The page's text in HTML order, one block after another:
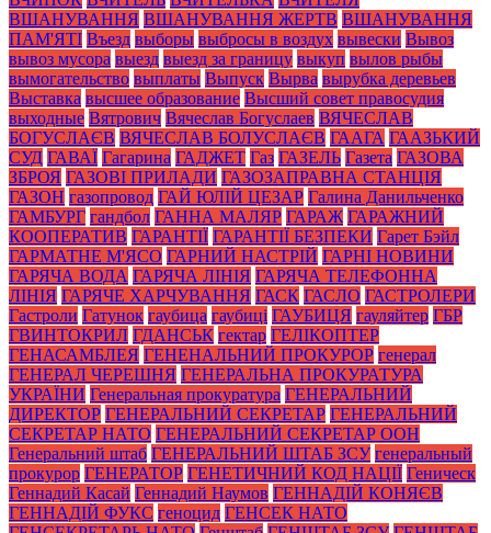
ВШАНУВАННЯ ВШАНУВАННЯ ЖЕРТВ ВШАНУВАННЯ
ПАМ'ЯТІ Въезд выборы выбросы в воздух вывески Вывоз
вывоз мусора выезд выезд за границу выкуп вылов рыбы
вымогательство выплаты Выпуск Вырва вырубка деревьев
Выставка высшее образование Высший совет правосудия
выходные Вятрович Вячеслав Богуслаев ВЯЧЕСЛАВ
БОГУСЛАЄВ ВЯЧЕСЛАВ БОЛУСЛАЄВ ГААГА ГААЗЬКИЙ
СУД ГАВАЇ Гагарина ГАДЖЕТ Газ ГАЗЕЛЬ Газета ГАЗОВА
ЗБРОЯ ГАЗОВІ ПРИЛАДИ ГАЗОЗАПРАВНА СТАНЦІЯ
ГАЗОН газопровод ГАЙ ЮЛІЙ ЦЕЗАР Галина Данильченко
ГАМБУРГ гандбол ГАННА МАЛЯР ГАРАЖ ГАРАЖНИЙ
КООПЕРАТИВ ГАРАНТІЇ ГАРАНТІЇ БЕЗПЕКИ Гарет Бэйл
ГАРМАТНЕ М'ЯСО ГАРНИЙ НАСТРІЙ ГАРНІ НОВИНИ
ГАРЯЧА ВОДА ГАРЯЧА ЛІНІЯ ГАРЯЧА ТЕЛЕФОННА
ЛІНІЯ ГАРЯЧЕ ХАРЧУВАННЯ ГАСК ГАСЛО ГАСТРОЛЕРИ
Гастроли Гатунок гаубица гаубиці ГАУБИЦЯ гауляйтер ГБР
ГВИНТОКРИЛ ГДАНСЬК гектар ГЕЛІКОПТЕР
ГЕНАСАМБЛЕЯ ГЕНЕНАЛЬНИЙ ПРОКУРОР генерал
ГЕНЕРАЛ ЧЕРЕШНЯ ГЕНЕРАЛЬНА ПРОКУРАТУРА
УКРАЇНИ Генеральная прокуратура ГЕНЕРАЛЬНИЙ
ДИРЕКТОР ГЕНЕРАЛЬНИЙ СЕКРЕТАР ГЕНЕРАЛЬНИЙ
СЕКРЕТАР НАТО ГЕНЕРАЛЬНИЙ СЕКРЕТАР ООН
Генеральний штаб ГЕНЕРАЛЬНИЙ ШТАБ ЗСУ генеральный
прокурор ГЕНЕРАТОР ГЕНЕТИЧНИЙ КОД НАЦІЇ Геническ
Геннадий Касай Геннадий Наумов ГЕННАДІЙ КОНЯЄВ
ГЕННАДІЙ ФУКС геноцид ГЕНСЕК НАТО